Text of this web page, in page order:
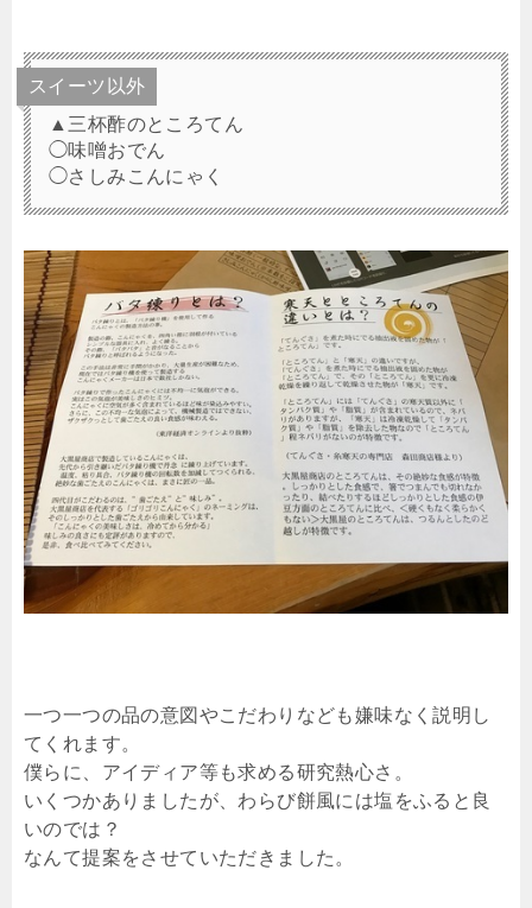
スイーツ以外
▲三杯酢のところてん
◯味噌おでん
◯さしみこんにゃく
一つ一つの品の意図やこだわりなども嫌味なく説明し
てくれます。
僕らに、アイディア等も求める研究熱心さ。
いくつかありましたが、わらび餅風には塩をふると良
いのでは？
なんて提案をさせていただきました。